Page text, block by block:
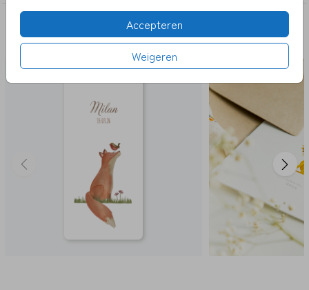
Accepteren
Weigeren
DEZE KAARTEN VIND JE MISSCHIEN OOK
LEUK